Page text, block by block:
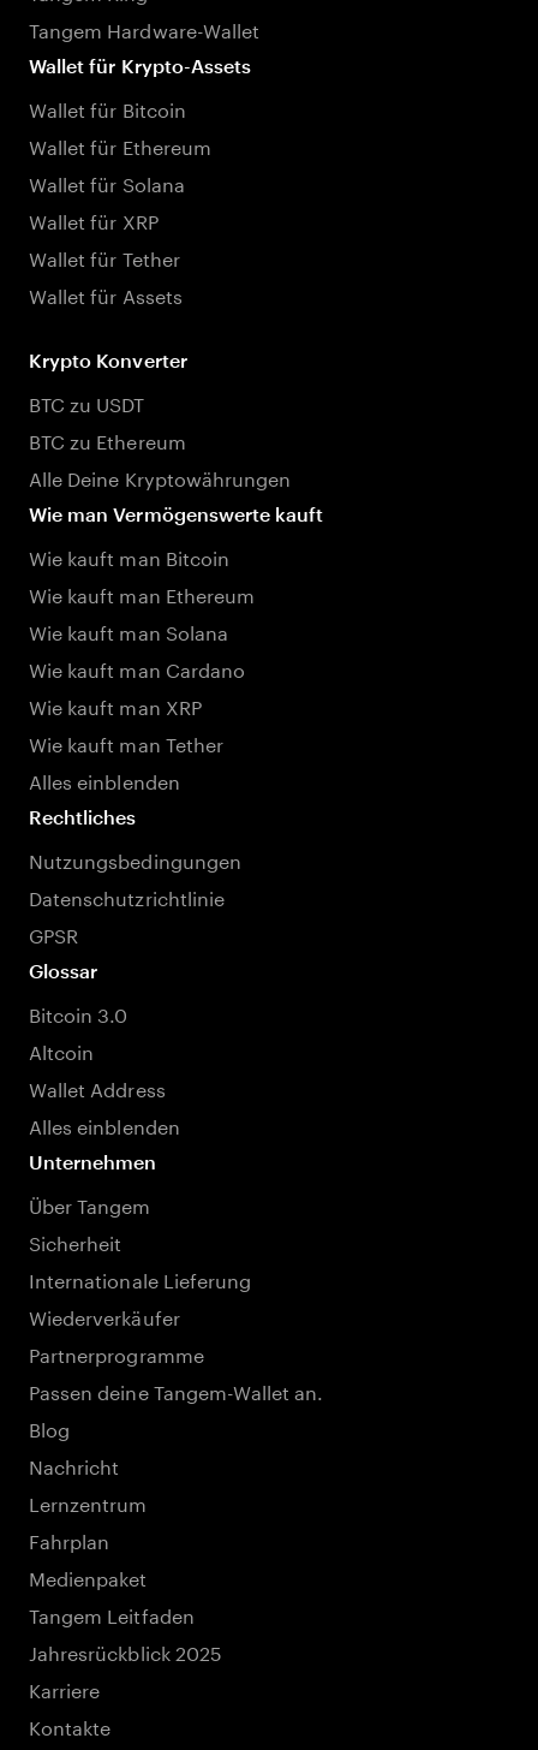
Tangem Hardware-Wallet
Wallet für Krypto-Assets
Wallet für Bitcoin
Wallet für Ethereum
Wallet für Solana
Wallet für XRP
Wallet für Tether
Wallet für Assets
Krypto Konverter
BTC zu USDT
BTC zu Ethereum
Alle Deine Kryptowährungen
Wie man Vermögenswerte kauft
Wie kauft man Bitcoin
Wie kauft man Ethereum
Wie kauft man Solana
Wie kauft man Cardano
Wie kauft man XRP
Wie kauft man Tether
Alles einblenden
Rechtliches
Nutzungsbedingungen
Datenschutzrichtlinie
GPSR
Glossar
Bitcoin 3.0
Altcoin
Wallet Address
Alles einblenden
Unternehmen
Über Tangem
Sicherheit
Internationale Lieferung
Wiederverkäufer
Partnerprogramme
Passen deine Tangem-Wallet an.
Blog
Nachricht
Lernzentrum
Fahrplan
Medienpaket
Tangem Leitfaden
Jahresrückblick 2025
Karriere
Kontakte